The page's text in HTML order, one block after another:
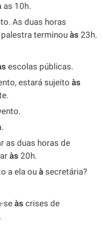
as 10h.
As duas horas
terminou às 23h.
escolas públicas.
estará sujeito às
as duas horas de
às 20h.
a ela ou à secretária?
se às crises de